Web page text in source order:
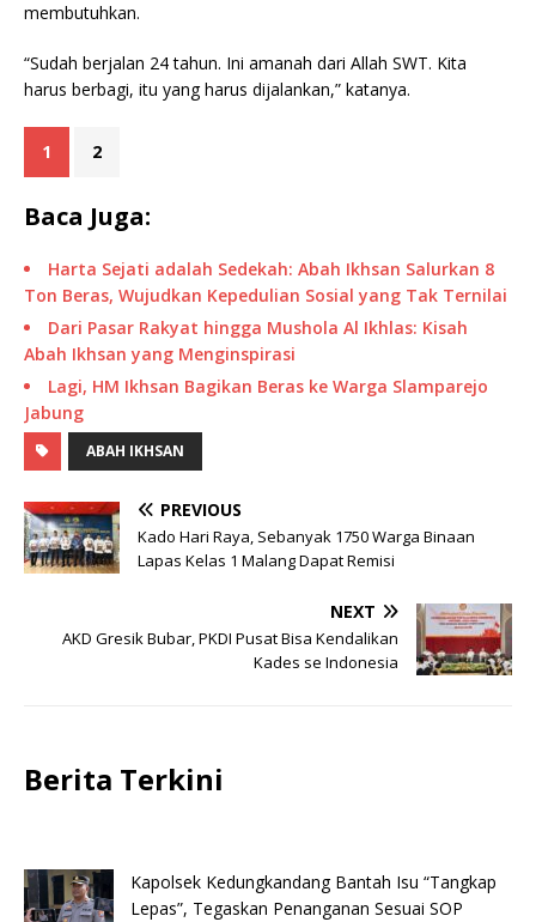
membutuhkan.
“Sudah berjalan 24 tahun. Ini amanah dari Allah SWT. Kita
harus berbagi, itu yang harus dijalankan,” katanya.
1 2
Baca Juga:
Harta Sejati adalah Sedekah: Abah Ikhsan Salurkan 8
Ton Beras, Wujudkan Kepedulian Sosial yang Tak Ternilai
Dari Pasar Rakyat hingga Mushola Al Ikhlas: Kisah
Abah Ikhsan yang Menginspirasi
Lagi, HM Ikhsan Bagikan Beras ke Warga Slamparejo
Jabung
ABAH IKHSAN
PREVIOUS
Kado Hari Raya, Sebanyak 1750 Warga Binaan
Lapas Kelas 1 Malang Dapat Remisi
NEXT
AKD Gresik Bubar, PKDI Pusat Bisa Kendalikan
Kades se Indonesia
Berita Terkini
Kapolsek Kedungkandang Bantah Isu “Tangkap
Lepas”, Tegaskan Penanganan Sesuai SOP